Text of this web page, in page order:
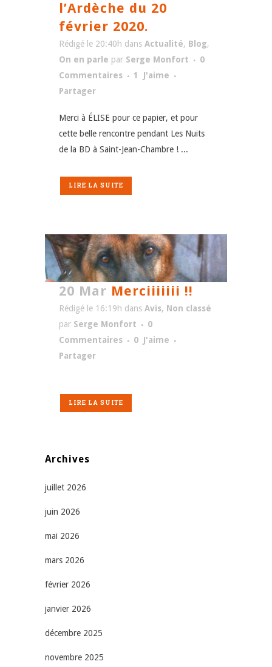
l’Ardèche du 20
février 2020.
Rédigé le 20:40h dans Actualité, Blog,
On en parle par Serge Monfort
0
Commentaires
1
J'aime
Partager
Merci à ÉLISE pour ce papier, et pour
cette belle rencontre pendant Les Nuits
de la BD à Saint-Jean-Chambre ! ...
LIRE LA SUITE
20 Mar Merciiiiiii !!
Rédigé le 16:19h dans Avis, Non classé
par Serge Monfort
0
Commentaires
0 J'aime
Partager
LIRE LA SUITE
Archives
juillet 2026
juin 2026
mai 2026
mars 2026
février 2026
janvier 2026
décembre 2025
novembre 2025